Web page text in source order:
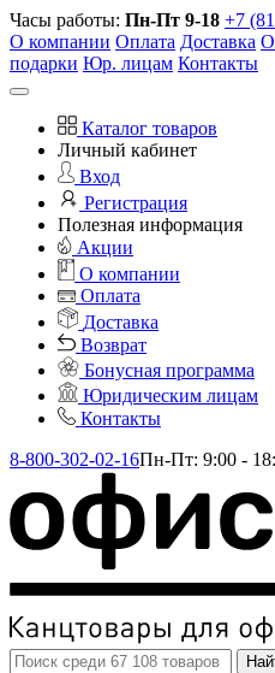
Часы работы: Пн-Пт 9-18 +7
О компании Оплата Доставка
подарки Юр. лицам Контакты
Каталог товаров
Личный кабинет
Вход
Регистрация
Полезная информация
Акции
О компании
Оплата
Доставка
Возврат
Бонусная программа
Юридическим лицам
Контакты
8-800-302-02-16Пн-Пт: 9:00 -